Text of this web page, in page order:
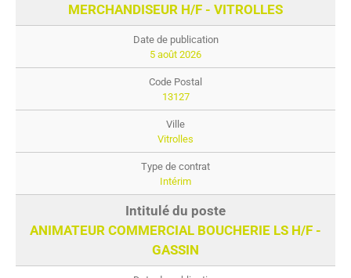
MERCHANDISEUR H/F - VITROLLES
5 août 2026
13127
Vitrolles
Intérim
ANIMATEUR COMMERCIAL BOUCHERIE LS H/F -
GASSIN